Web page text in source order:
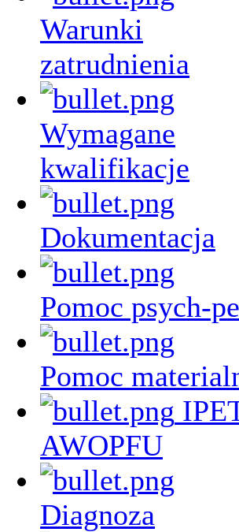
Warunki
zatrudnienia
Wymagane
kwalifikacje
Dokumentacja
Pomoc psych-
Pomoc
AWOPFU
Diagnoza